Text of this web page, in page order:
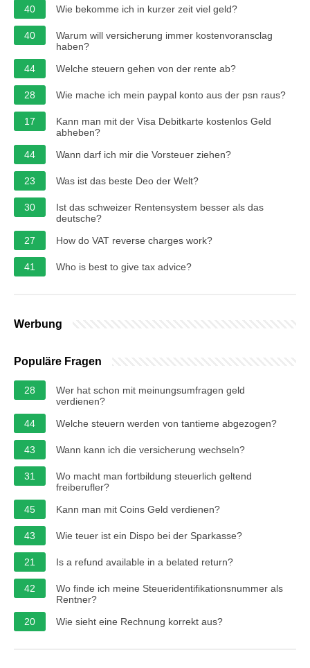
40 Wie bekomme ich in kurzer zeit viel geld?
40
Warum will versicherung immer kostenvoransclag
haben?
44
Welche steuern gehen von der rente ab?
28 Wie mache ich mein paypal konto aus der psn raus?
17
Kann man mit der Visa Debitkarte kostenlos Geld
abheben?
44
Wann darf ich mir die Vorsteuer ziehen?
23 Was ist das beste Deo der Welt?
30
Ist das schweizer Rentensystem besser als das
deutsche?
27
How do VAT reverse charges work?
41 Who is best to give tax advice?
Werbung
Populäre Fragen
28
Wer hat schon mit meinungsumfragen geld
verdienen?
44
Welche steuern werden von tantieme abgezogen?
43 Wann kann ich die versicherung wechseln?
31
Wo macht man fortbildung steuerlich geltend
freiberufler?
45
Kann man mit Coins Geld verdienen?
43 Wie teuer ist ein Dispo bei der Sparkasse?
21 Is a refund available in a belated return?
42
Wo finde ich meine Steueridentifikationsnummer als
Rentner?
20
Wie sieht eine Rechnung korrekt aus?